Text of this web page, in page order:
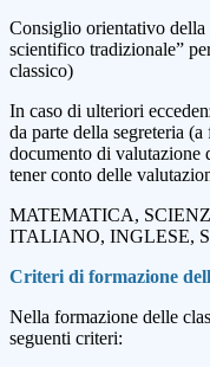
Consiglio orientativo della
scientifico tradizionale”
classico)
In caso di ulteriori
da parte della segreteria
documento di valutazione
tener conto delle
MATEMATICA,
ITALIANO, INGLESE,
Criteri di formazione
Nella formazione delle
seguenti criteri: